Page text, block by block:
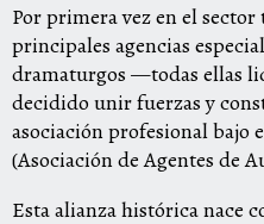
Por primera vez en el
principales agencias
dramaturgos —todas ellas
decidido unir fuerzas y
asociación profesional bajo
(Asociación de Agentes de
Esta alianza histórica nace